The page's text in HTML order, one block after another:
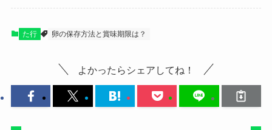
た行 卵の保存方法と賞味期限は？
よかったらシェアしてね！